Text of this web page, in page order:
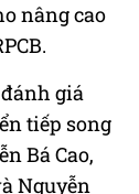
nâng cao
giá
tiếp song
Bá Cao,
Nguyễn